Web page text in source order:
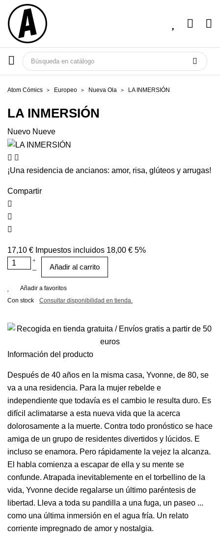
Atom Cómics Europeo Nueva Ola LA INMERSIÓN
LA INMERSIÓN
Nuevo Nueve
¡Una residencia de ancianos: amor, risa, glúteos y arrugas!
Compartir
17,10 € Impuestos incluidos 18,00 € 5%
Añadir al carrito
Añadir a favoritos
Con stock
Consultar disponibilidad en tienda.
Información del producto
Después de 40 años en la misma casa, Yvonne, de 80, se
va a una residencia. Para la mujer rebelde e
independiente que todavía es el cambio le resulta duro. Es
difícil aclimatarse a esta nueva vida que la acerca
dolorosamente a la muerte. Contra todo pronóstico se hace
amiga de un grupo de residentes divertidos y lúcidos. E
incluso se enamora. Pero rápidamente la vejez la alcanza.
El habla comienza a escapar de ella y su mente se
confunde. Atrapada inevitablemente en el torbellino de la
vida, Yvonne decide regalarse un último paréntesis de
libertad. Lleva a toda su pandilla a una fuga, un paseo ...
como una última inmersión en el agua fría. Un relato
corriente impregnado de amor y nostalgia.